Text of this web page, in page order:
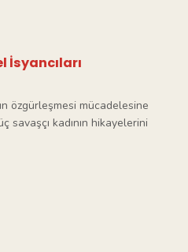
İsyancıları
özgürleşmesi mücadelesine
savaşçı kadının hikayelerini